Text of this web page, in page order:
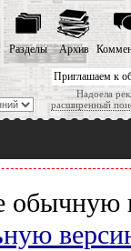
Приглашаем к
Надоела
расширенный
Разделы Архив
обычную